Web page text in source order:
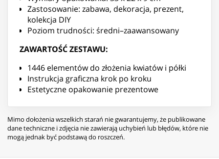
Zastosowanie: zabawa, dekoracja, prezent,
kolekcja DIY
Poziom trudności: średni–zaawansowany
ZAWARTOŚĆ ZESTAWU:
1446 elementów do złożenia kwiatów i półki
Instrukcja graficzna krok po kroku
Estetyczne opakowanie prezentowe
Mimo dołożenia wszelkich starań nie gwarantujemy, że publikowane
dane techniczne i zdjęcia nie zawierają uchybień lub błędów, które nie
mogą jednak być podstawą do roszczeń.